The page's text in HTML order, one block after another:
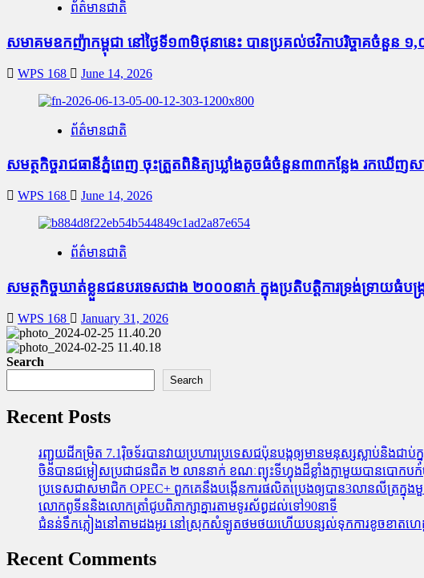
ព័ត៌មានជាតិ
សមាគមឧកញ៉ាកម្ពុជា នៅថ្ងៃទី១៣មិថុនានេះ បានប្រគល់ថវិកាបរិច្ចាគចំនួ
WPS 168 June 14, 2026
ព័ត៌មានជាតិ
សមត្ថកិច្ចរាជធានីភ្នំពេញ ចុះត្រួតពិនិត្យឃ្លាំងតូច​ធំ​ចំនួន៣៣កន្លែង រក​ឃើញ
WPS 168 June 14, 2026
ព័ត៌មានជាតិ
សមត្ថកិច្ចឃាត់ខ្លួនជនបរទេសជាង ២០០០នាក់ ក្នុងប្រតិបត្តិការទ្រង់​ទ្រាយ​ធំ​បង្
WPS 168 January 31, 2026
Search
Search
Recent Posts
រញ្ជួយដីកម្រិត​ 7.1រ៉ិចទ័របានវាយប្រហារប្រទេសជប៉ុនបង្កឲ្យមានមនុស្សស្លាប់​និង​ជាប់ក្
ចិនបានជម្លៀសប្រជាជនជិត ២ លាននាក់ ខណៈព្យុះទីហ្វុងដ៏ខ្លាំងក្លាមួយបានបោ
ប្រទេសជាសមាជិក OPEC+​ ពួកគេនឹងបង្កើនការផលិតប្រេងឲ្យបាន3លានលីត្រក្នុងមួ
លោកពូទីននិងលោកត្រាំជូបពិភាក្សាគ្នារតាមទូរស័ព្ធដល់ទៅ90នាទី
ជំនន់​ទឹកភ្លៀង​នៅ​តាម​ដងអូរ​ នៅ​ស្រុក​សំឡូត​ថមថយ​ហើយ​បន្សល់​ទុក​ការ​ខូចខាត​ហេដ្ឋា
Recent Comments